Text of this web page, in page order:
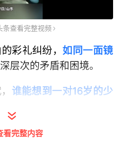
条查看完整视频
彩礼纠纷，如同一面镜
层次的矛盾和困境。
谁能想到一对16岁的少
看完整内容